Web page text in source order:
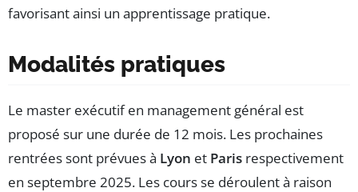
favorisant ainsi un apprentissage pratique.
Modalités pratiques
Le master exécutif en management général est
proposé sur une durée de 12 mois. Les prochaines
rentrées sont prévues à Lyon et Paris respectivement
en septembre 2025. Les cours se déroulent à raison